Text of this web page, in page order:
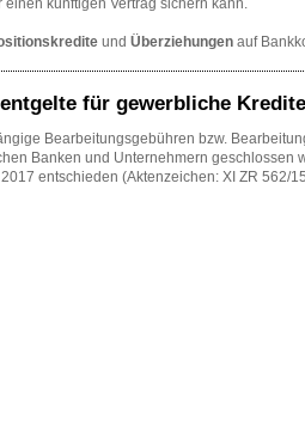
künftigen Vertrag sichern kann.
und Überziehungen auf
für gewerbliche Kredite
Bearbeitungsgebühren bzw.
Banken und Unternehmern geschlossen
entschieden (Aktenzeichen: XI ZR 562/